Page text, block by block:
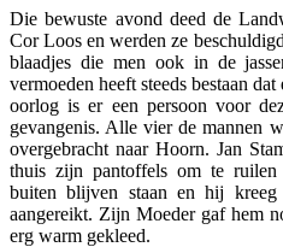
Die bewuste avond deed de
Cor Loos en werden ze
blaadjes die men ook in de
vermoeden heeft steeds bestaan
oorlog is er een persoon voor
gevangenis. Alle vier de mannen
overgebracht naar Hoorn. Jan
thuis zijn pantoffels om te
buiten blijven staan en hij
aangereikt. Zijn Moeder gaf hem
erg warm gekleed.